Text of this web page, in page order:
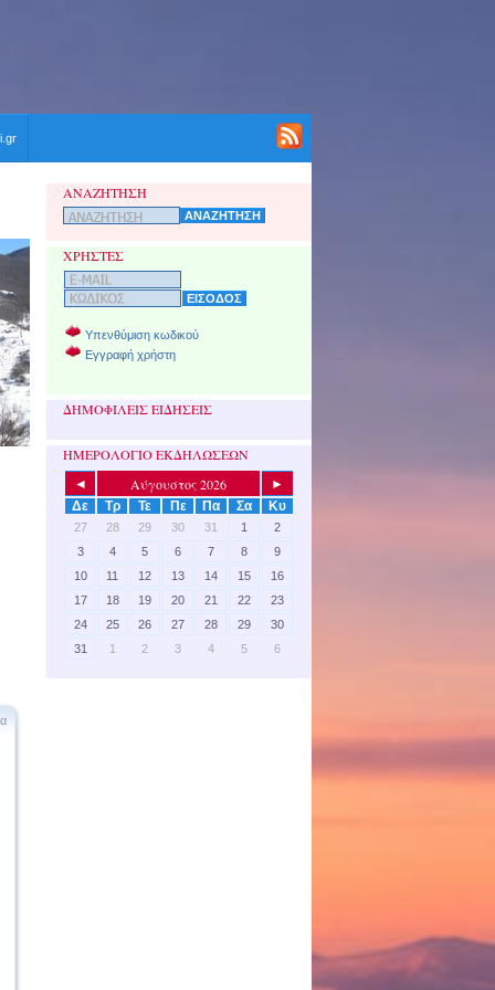
ΑΝΑΖΗΤΗΣΗ
ΧΡΗΣΤΕΣ
Υπενθύμιση κωδικού
Εγγραφή χρήστη
ΔΗΜΟΦΙΛΕΙΣ ΕΙΔΗΣΕΙΣ
ΗΜΕΡΟΛΟΓΙΟ ΕΚΔΗΛΩΣΕΩΝ
◄ Αύγουστος 2026
►
Δε
Τρ Τε Πε Πα Σα Κυ
27 28 29 30 31 1
2
3
4 5 6 7 8
9
10
11 12 13 14 15
16
17
18 19 20 21 22
23
24
25 26 27 28 29
30
31
1 2 3 4 5 6